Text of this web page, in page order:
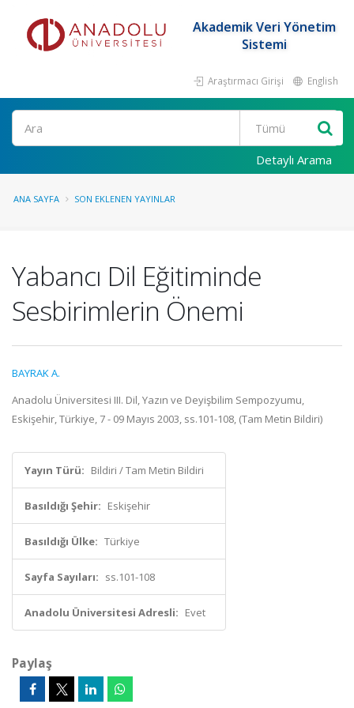
Akademik Veri Yönetim
Sistemi
Araştırmacı Girişi English
Ara
Detaylı Arama
ANA SAYFA SON EKLENEN YAYINLAR
Yabancı Dil Eğitiminde
Sesbirimlerin Önemi
BAYRAK A.
Anadolu Üniversitesi III. Dil, Yazın ve Deyişbilim Sempozyumu,
Eskişehir, Türkiye, 7 - 09 Mayıs 2003, ss.101-108, (Tam Metin Bildiri)
Yayın Türü: Bildiri / Tam Metin Bildiri
Basıldığı Şehir: Eskişehir
Basıldığı Ülke: Türkiye
Sayfa Sayıları: ss.101-108
Anadolu Üniversitesi Adresli: Evet
Paylaş